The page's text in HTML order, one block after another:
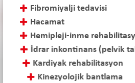
Fibromiyalji tedavisi
Hacamat
Hemipleji-inme
İdrar inkontinans (pelvik taban
Kardiyak rehabilitasyon
Kinezyolojik bantlama